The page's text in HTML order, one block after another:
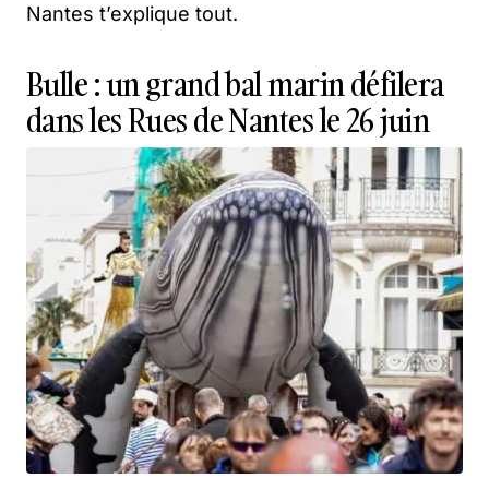
Nantes t’explique tout.
Bulle : un grand bal marin défilera
dans les Rues de Nantes le 26 juin